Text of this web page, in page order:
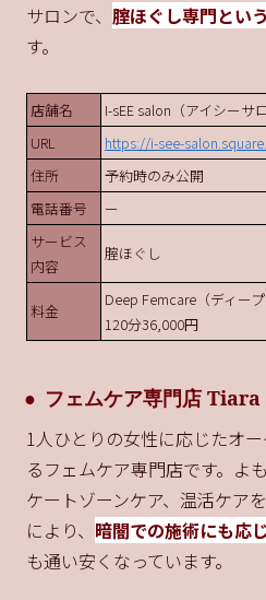
サロンで、 腟ほぐし専門とい
す。
店舗名
I-sEE salon（アイシーサロ
URL
https://i-see-
住所
予約時のみ公開
電話番号
ー
サービス
内容
腟ほぐし
料金
Deep Femcare（ディー
120分36,000円
フェムケア専門店 Tiara
1人ひとりの女性に応じたオ
るフェムケア専門店です。よ
ケートゾーンケア、温活ケア
により、 暗闇での施術にも応
も通い安くなっています。